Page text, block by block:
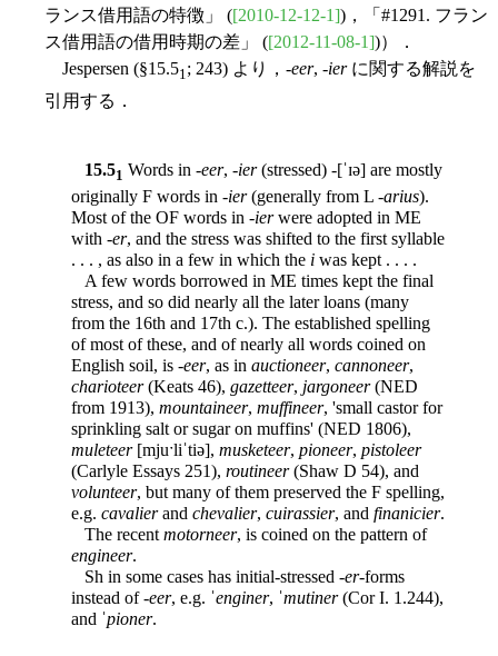
ランス借用語の特徴」 ([2010-12-12-1])，「#1291. フラン
ス借用語の借用時期の差」 ([2012-11-08-1])）．
Jespersen (§15.51; 243) より，-eer, -ierに関する解説を
引用する．
15.51 Words in -eer, -ier(stressed) -[ˈɪə] are mostly
originally F words in -ier(generally from L -arius).
Most of the OF words in -ierwere adopted in ME
with -er, and the stress was shifted to the first syllable
. . . , as also in a few in which the i was kept . . . .
A few words borrowed in ME times kept the final
stress, and so did nearly all the later loans (many
from the 16th and 17th c.). The established spelling
of most of these, and of nearly all words coined on
English soil, is -eer, as in auctioneer, cannoneer,
charioteer(Keats 46), gazetteer, jargoneer(NED
from 1913), mountaineer, muffineer, 'small castor for
sprinkling salt or sugar on muffins' (NED 1806),
muleteer[mjuˑliˈtiə], musketeer, pioneer, pistoleer
(Carlyle Essays 251), routineer(Shaw D 54), and
volunteer, but many of them preserved the F spelling,
e.g. cavalierand chevalier, cuirassier, and finanicier.
The recent motorneer, is coined on the pattern of
engineer.
Sh in some cases has initial-stressed -er-forms
instead of -eer, e.g. ˈenginer, ˈmutiner(Cor I. 1.244),
and ˈpioner.